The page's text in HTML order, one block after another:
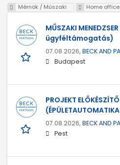
Mérnök / Műszaki Home
MŰSZAKI
ügyféltámogatás)
07.08.2026, BECK AND
Budapest
PROJEKT
07.08.2026, BECK AND
Pest